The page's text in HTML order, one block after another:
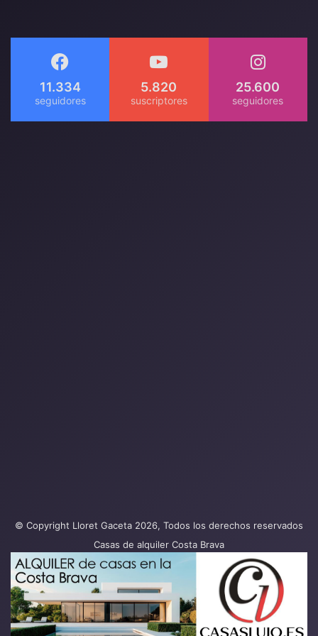
11.334 5.820 25.600
© Copyright Lloret Gaceta 2026, Todos los derechos reservados
Casas de alquiler Costa Brava